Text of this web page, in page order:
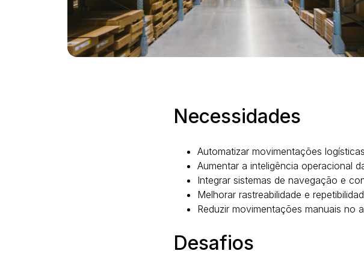
Necessidades
Automatizar movimentações
Aumentar a inteligência operacional
Integrar sistemas de navegação e
Melhorar rastreabilidade e
Reduzir movimentações manuais no
Desafios